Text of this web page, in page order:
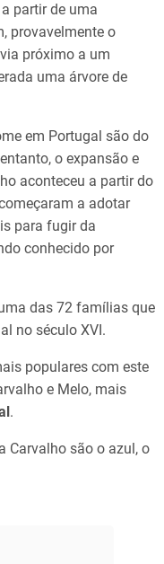
partir de uma
provavelmente o
próximo a um
uma árvore de
em Portugal são do
o expansão e
aconteceu a partir do
a adotar
para fugir da
conhecido por
das 72 famílias que
no século XVI.
populares com este
e Melo, mais
.
Carvalho são o azul, o